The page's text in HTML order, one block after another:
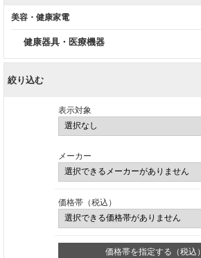
美容・健康家電
健康器具・医療機器
絞り込む
表示対象
メーカー
価格帯（税込）
価格帯を指定する（税込）